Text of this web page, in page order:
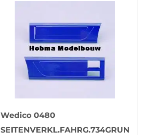
Wedico 0480
SEITENVERKL.FAHRG.734GRUN